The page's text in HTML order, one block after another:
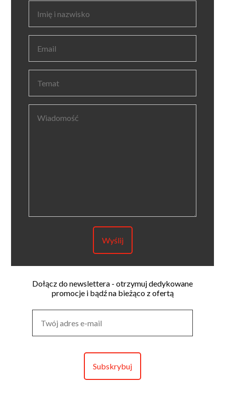
Dołącz do newslettera - otrzymuj dedykowane
promocje i bądź na bieżąco z ofertą